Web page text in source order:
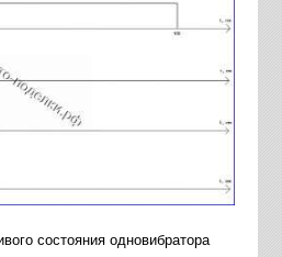
состояния одновибратора